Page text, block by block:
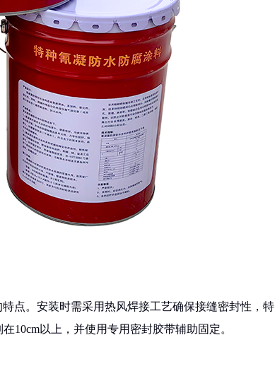
点。安装时需采用热风焊接工艺确保接缝密封性，特
10cm以上，并使用专用密封胶带辅助固定。